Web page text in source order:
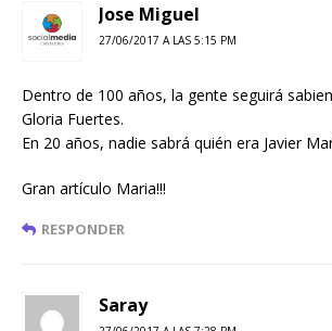
Jose Miguel
27/06/2017 A LAS 5:15 PM
Dentro de 100 años, la gente seguirá
Gloria Fuertes.
En 20 años, nadie sabrá quién era Javier
Gran artículo Maria!!!
RESPONDER
Saray